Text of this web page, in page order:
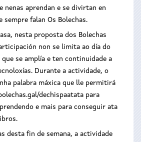
nenas aprendan e se divirtan en
sempre falan Os Bolechas.
nesta proposta dos Bolechas
non se limita ao día do
se amplía e ten continuidade a
Durante a actividade, o
palabra máxica que lle permitirá
dechispaatata para
e mais para conseguir ata
desta fin de semana, a actividade